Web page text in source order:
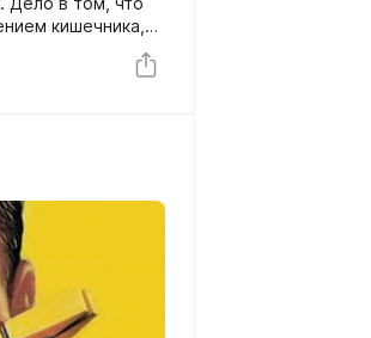
кишечника,